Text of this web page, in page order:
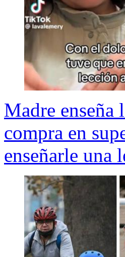
Madre enseña
compra en
enseñarle una